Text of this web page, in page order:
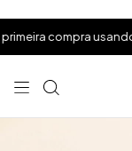
compra usando o